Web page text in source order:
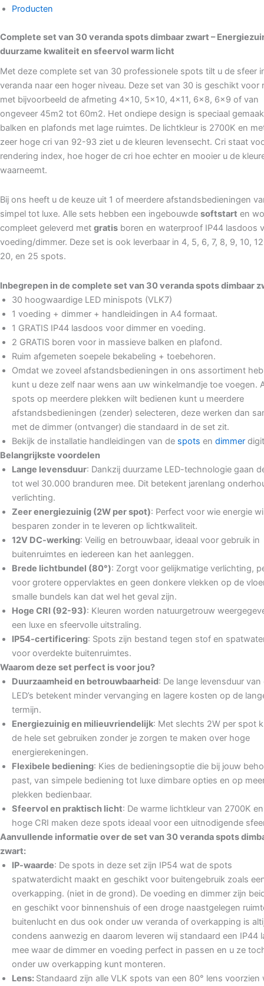
Producten
Complete set van 30 veranda spots dimbaar zwart –
duurzame kwaliteit en sfeervol warm licht
Met deze complete set van 30 professionele spots tilt u de sfeer
veranda naar een hoger niveau. Deze set van 30 is geschikt voor
met bijvoorbeeld de afmeting 4×10, 5×10, 4×11, 6×8, 6×9 of van
ongeveer 45m2 tot 60m2. Het ondiepe design is speciaal
balken en plafonds met lage ruimtes. De lichtkleur is 2700K en
zeer hoge cri van 92-93 ziet u de kleuren levensecht. Cri staat
rendering index, hoe hoger de cri hoe echter en mooier u de
waarneemt.
Bij ons heeft u de keuze uit 1 of meerdere afstandsbedieningen
simpel tot luxe. Alle sets hebben een ingebouwde softstart en
compleet geleverd met gratis boren en waterproof IP44 lasdoos
voeding/dimmer. Deze set is ook leverbaar in 4, 5, 6, 7, 8, 9, 10,
20, en 25 spots.
Inbegrepen in de complete set van 30 veranda spots dimbaar
30 hoogwaardige LED minispots (VLK7)
1 voeding + dimmer + handleidingen in A4 formaat.
1 GRATIS IP44 lasdoos voor dimmer en voeding.
2 GRATIS boren voor in massieve balken en plafond.
Ruim afgemeten soepele bekabeling + toebehoren.
Omdat we zoveel afstandsbedieningen in ons assortiment
kunt u deze zelf naar wens aan uw winkelmandje toe voegen.
spots op meerdere plekken wilt bedienen kunt u meerdere
afstandsbedieningen (zender) selecteren, deze werken dan
met de dimmer (ontvanger) die standaard in de set zit.
Bekijk de installatie handleidingen van de spots en dimmer
Belangrijkste voordelen
Lange levensduur: Dankzij duurzame LED-technologie gaan
tot wel 30.000 branduren mee. Dit betekent jarenlang
verlichting.
Zeer energiezuinig (2W per spot): Perfect voor wie energie
besparen zonder in te leveren op lichtkwaliteit.
12V DC-werking: Veilig en betrouwbaar, ideaal voor gebruik in
buitenruimtes en iedereen kan het aanleggen.
Brede lichtbundel (80°): Zorgt voor gelijkmatige verlichting,
voor grotere oppervlaktes en geen donkere vlekken op de
smalle bundels kan dat wel het geval zijn.
Hoge CRI (92-93): Kleuren worden natuurgetrouw
een luxe en sfeervolle uitstraling.
IP54-certificering: Spots zijn bestand tegen stof en
voor overdekte buitenruimtes.
Waarom deze set perfect is voor jou?
Duurzaamheid en betrouwbaarheid: De lange levensduur van
LED’s betekent minder vervanging en lagere kosten op de
termijn.
Energiezuinig en milieuvriendelijk: Met slechts 2W per spot
de hele set gebruiken zonder je zorgen te maken over hoge
energierekeningen.
Flexibele bediening: Kies de bedieningsoptie die bij jouw
past, van simpele bediening tot luxe dimbare opties en op
plekken bedienbaar.
Sfeervol en praktisch licht: De warme lichtkleur van 2700K
hoge CRI maken deze spots ideaal voor een uitnodigende
Aanvullende informatie over de set van 30 veranda spots
zwart:
IP-waarde: De spots in deze set zijn IP54 wat de spots
spatwaterdicht maakt en geschikt voor buitengebruik zoals
overkapping. (niet in de grond). De voeding en dimmer zijn
en geschikt voor binnenshuis of een droge naastgelegen
buitenlucht en dus ook onder uw veranda of overkapping is
condens aanwezig en daarom leveren wij standaard een IP44
mee waar de dimmer en voeding perfect in passen en u ze
onder uw overkapping kunt monteren.
Lens: Standaard zijn alle VLK spots van een 80° lens voorzien